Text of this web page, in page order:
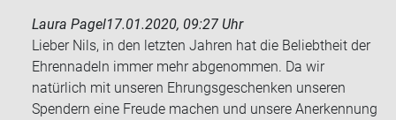
Laura Pagel17.01.2020, 09:27 Uhr
Lieber Nils, in den letzten Jahren hat die Beliebtheit der
Ehrennadeln immer mehr abgenommen. Da wir
natürlich mit unseren Ehrungsgeschenken unseren
Spendern eine Freude machen und unsere Anerkennung